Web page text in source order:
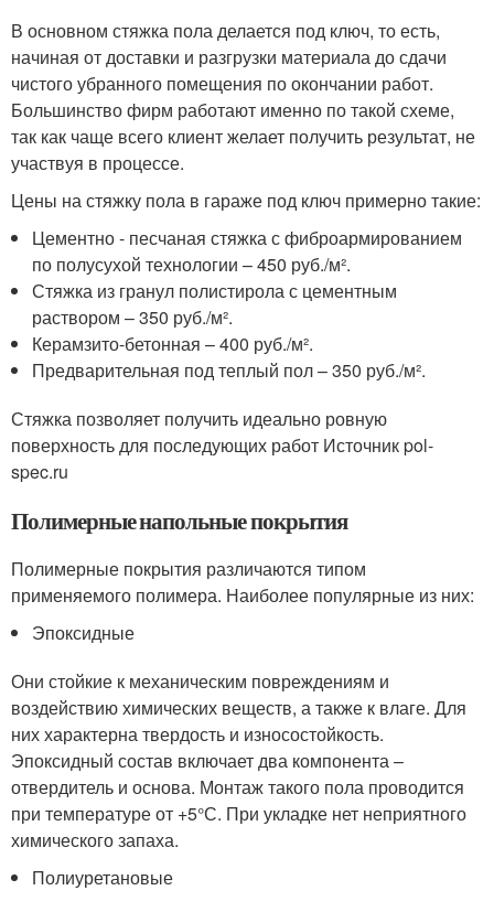
В основном стяжка пола делается под ключ, то есть,
начиная от доставки и разгрузки материала до сдачи
чистого убранного помещения по окончании работ.
Большинство фирм работают именно по такой схеме,
так как чаще всего клиент желает получить результат, не
участвуя в процессе.
Цены на стяжку пола в гараже под ключ примерно такие:
Цементно - песчаная стяжка с фиброармированием
по полусухой технологии – 450 руб./м².
Стяжка из гранул полистирола с цементным
раствором – 350 руб./м².
Керамзито-бетонная – 400 руб./м².
Предварительная под теплый пол – 350 руб./м².
Стяжка позволяет получить идеально ровную
поверхность для последующих работ Источник pol-
spec.ru
Полимерные напольные покрытия
Полимерные покрытия различаются типом
применяемого полимера. Наиболее популярные из них:
Эпоксидные
Они стойкие к механическим повреждениям и
воздействию химических веществ, а также к влаге. Для
них характерна твердость и износостойкость.
Эпоксидный состав включает два компонента –
отвердитель и основа. Монтаж такого пола проводится
при температуре от +5°С. При укладке нет неприятного
химического запаха.
Полиуретановые